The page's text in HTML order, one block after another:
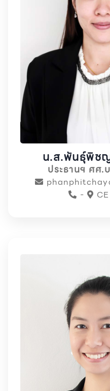
น.ส.พันธุ์พิ
ประธานฯ ศศ
-